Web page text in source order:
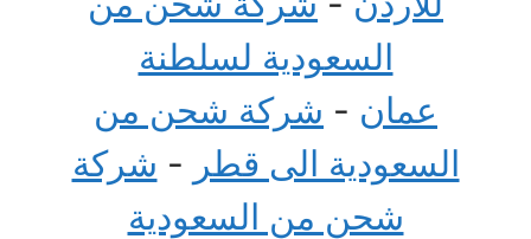
السعودية لسلطنة
عمان - شركة شحن من
السعودية الى قطر - شركة
شحن من السعودية